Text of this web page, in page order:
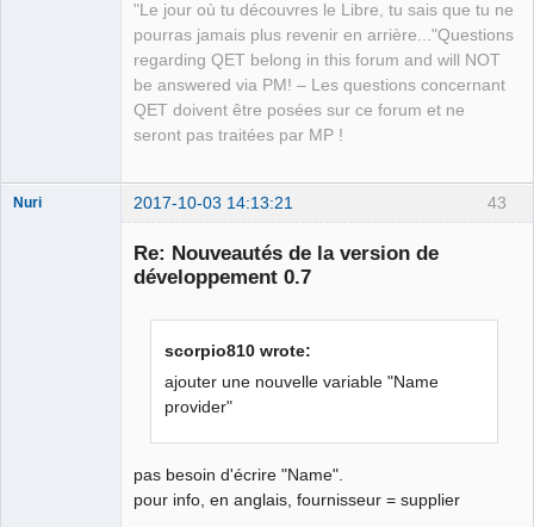
"Le jour où tu découvres le Libre, tu sais que tu ne
pourras jamais plus revenir en arrière..."Questions
regarding QET belong in this forum and will NOT
be answered via PM! – Les questions concernant
QET doivent être posées sur ce forum et ne
seront pas traitées par MP !
43
Nuri 2017-10-03 14:13:21
Re: Nouveautés de la version de
développement 0.7
scorpio810 wrote:
ajouter une nouvelle variable "Name
provider"
pas besoin d'écrire "Name".
pour info, en anglais, fournisseur = supplier